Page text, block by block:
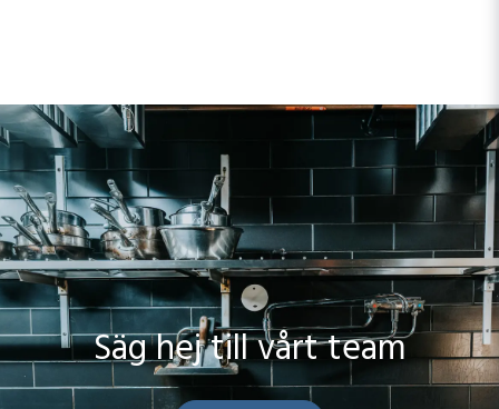
Säg hej till vårt team